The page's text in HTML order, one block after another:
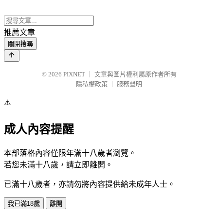
推薦文章
關閉搜尋
© 2026 PIXNET
文章與圖片權利屬原作者所有
隱私權政策
服務聲明
⚠️
成人內容提醒
本部落格內容僅限年滿十八歲者瀏覽。
若您未滿十八歲，請立即離開。
已滿十八歲者，亦請勿將內容提供給未成年人士。
我已滿18歲 離開